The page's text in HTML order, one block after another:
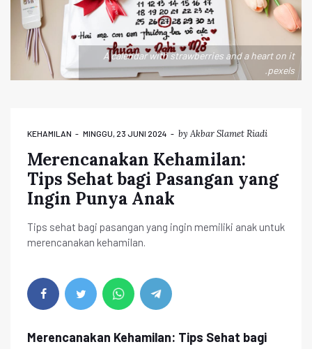
A calendar with strawberries and a heart on it
.pexels
KEHAMILAN MINGGU, 23 JUNI 2024 by Akbar Slamet Riadi
Merencanakan Kehamilan:
Tips Sehat bagi Pasangan yang
Ingin Punya Anak
Tips sehat bagi pasangan yang ingin memiliki anak untuk
merencanakan kehamilan.
Merencanakan Kehamilan: Tips Sehat bagi